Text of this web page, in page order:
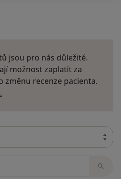
jsou pro nás důležité.
možnost zaplatit za
změnu recenze pacienta.